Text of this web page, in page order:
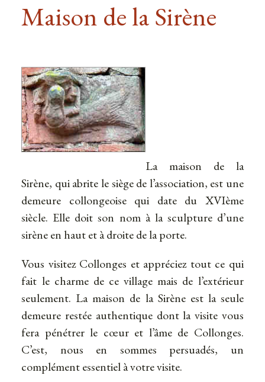
Maison de la Sirène
La maison de la
Sirène, qui abrite le siège de l’association, est une
demeure collongeoise qui date du XVIème
siècle. Elle doit son nom à la sculpture d’une
sirène en haut et à droite de la porte.
Vous visitez Collonges et appréciez tout ce qui
fait le charme de ce village mais de l’extérieur
seulement. La maison de la Sirène est la seule
demeure restée authentique dont la visite vous
fera pénétrer le cœur et l’âme de Collonges.
C’est, nous en sommes persuadés, un
complément essentiel à votre visite.